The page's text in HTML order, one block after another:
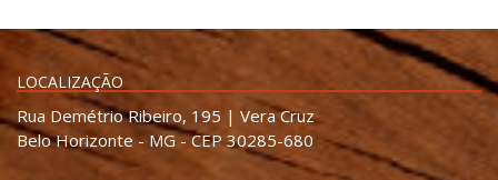
LOCALIZAÇÃO
Rua Demétrio Ribeiro, 195 | Vera Cruz
Belo Horizonte - MG - CEP 30285-680